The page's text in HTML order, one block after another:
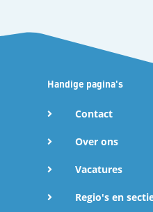
Handige pagina's
Contact
Over ons
Vacatures
Regio's en